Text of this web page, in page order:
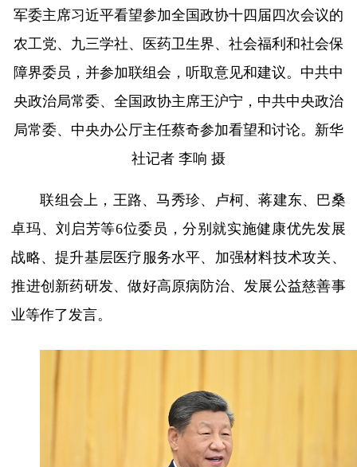
军委主席习近平看望参加全国政协十四届四次会议的
农工党、九三学社、医药卫生界、社会福利和社会保
障界委员，并参加联组会，听取意见和建议。中共中
央政治局常委、全国政协主席王沪宁，中共中央政治
局常委、中央办公厅主任蔡奇参加看望和讨论。新华
社记者 李响 摄
联组会上，王路、马秀珍、卢柯、蒋建东、巴桑
卓玛、刘启芳等6位委员，分别就实施健康优先发展
战略、提升基层医疗服务水平、加强材料技术攻关、
推进创新药研发、做好高原病防治、发展公益慈善事
业等作了发言。